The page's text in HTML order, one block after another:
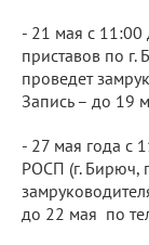
- 21 мая с 11:00
приставов по г.
проведет
Запись – до 19
- 27 мая года с
РОСП (г. Бирюч,
до 22 мая по